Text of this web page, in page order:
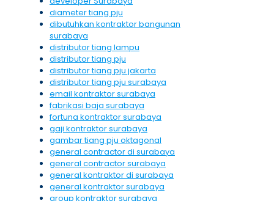
diameter tiang pju
dibutuhkan kontraktor bangunan
surabaya
distributor tiang lampu
distributor tiang pju
distributor tiang pju jakarta
distributor tiang pju surabaya
email kontraktor surabaya
fabrikasi baja surabaya
fortuna kontraktor surabaya
gaji kontraktor surabaya
gambar tiang pju oktagonal
general contractor di surabaya
general contractor surabaya
general kontraktor di surabaya
general kontraktor surabaya
group kontraktor surabaya